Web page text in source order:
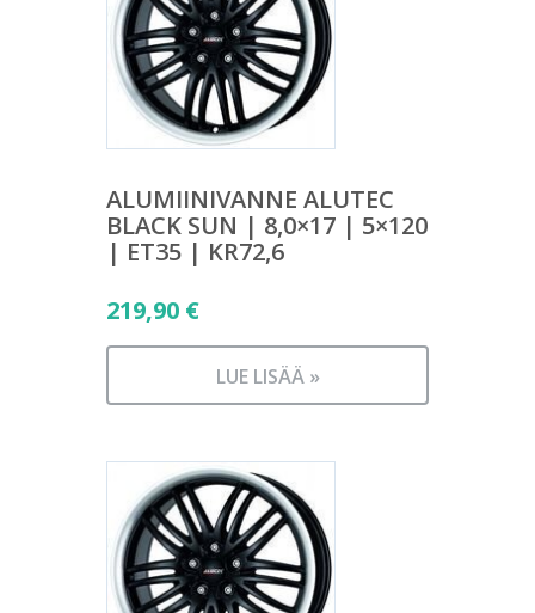
ALUMIINIVANNE ALUTEC
BLACK SUN | 8,0×17 | 5×120
| ET35 | KR72,6
219,90 €
LUE LISÄÄ »